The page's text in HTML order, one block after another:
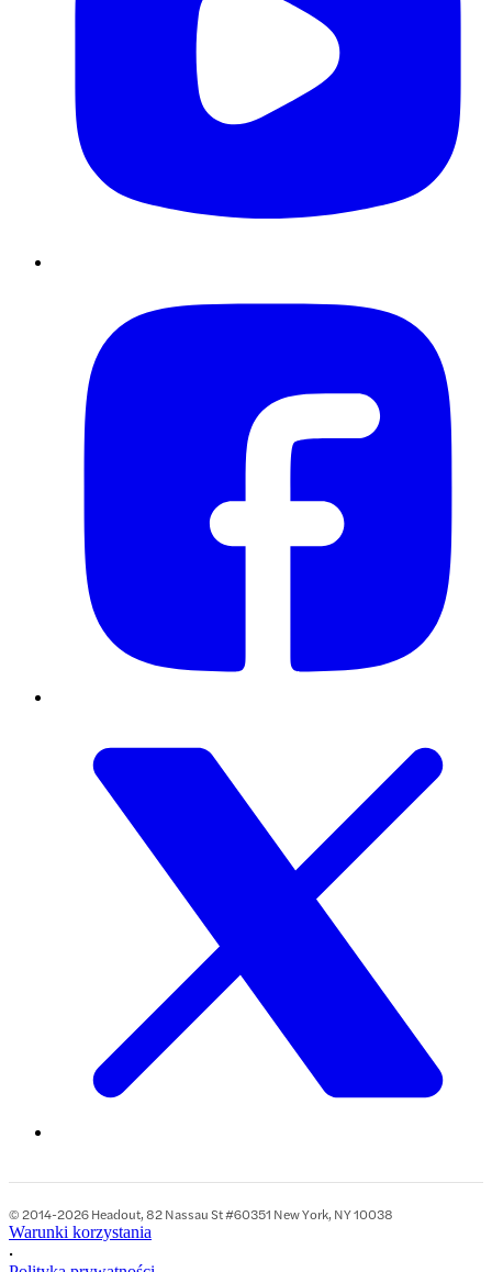
© 2014-2026 Headout, 82 Nassau St #60351 New York, NY 10038
Warunki korzystania
•